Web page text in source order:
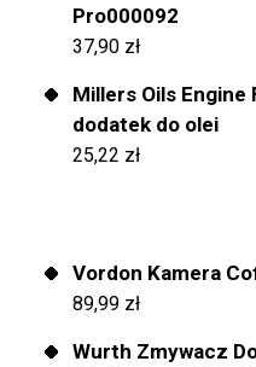
Pro000092
37,90 zł
Millers Oils Engine
dodatek do olei
25,22 zł
Vordon Kamera
89,99 zł
Wurth Zmywacz